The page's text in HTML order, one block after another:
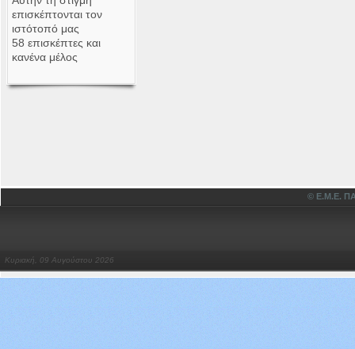
επισκέπτονται τον
ιστότοπό μας
58 επισκέπτες και
κανένα μέλος
© Ε.Μ.Ε.
Κυριακή, 09 Αυγούστου 2026